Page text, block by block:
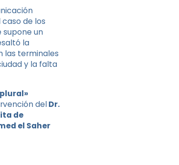
de los
supone un
la
las terminales
y la falta
delDr.
de
el Saher